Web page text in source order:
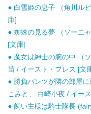
● 白雪姫の息子 （角川ル
庫]
● 蜘蛛の見る夢 （ソーニ
[文庫]
● 魔女は紳士の腕の中 （
苗 / イースト・プレス [文
● 勝負パンツが隣の部屋
こみと、 白崎小夜 / イー
● 飼い主様は騎士隊長